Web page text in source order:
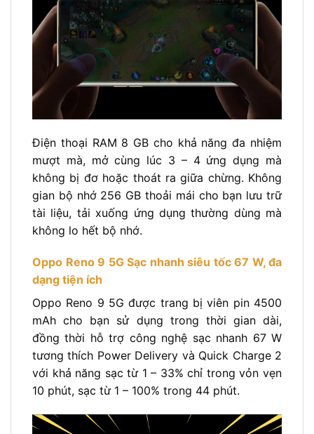
Điện thoại RAM 8 GB cho khả năng đa nhiệm
mượt mà, mở cùng lúc 3 – 4 ứng dụng mà
không bị đơ hoặc thoát ra giữa chừng. Không
gian bộ nhớ 256 GB thoải mái cho bạn lưu trữ
tài liệu, tải xuống ứng dụng thường dùng mà
không lo hết bộ nhớ.
Oppo Reno 9 5G Sạc nhanh siêu tốc 67 W, đa
dạng tiện ích
Oppo Reno 9 5G được trang bị viên pin 4500
mAh cho bạn sử dụng trong thời gian dài,
đồng thời hỗ trợ công nghệ sạc nhanh 67 W
tương thích Power Delivery và Quick Charge 2
với khả năng sạc từ 1 – 33% chỉ trong vỏn vẹn
10 phút, sạc từ 1 – 100% trong 44 phút.